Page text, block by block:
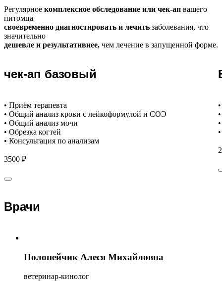
Регулярное комплексное обследование или чек-ап вашего
питомца
своевременно диагностировать и лечить заболевания, что
значительно
дешевле и результативнее, чем лечение в запущенной форме.
чек-ап базовый
• Приём терапевта
• Общий анализ крови с лейкоформулой и СОЭ
• Общий анализ мочи
• Обрезка когтей
• Консультация по анализам
3500 ₽
Врачи
Полонейчик Алеся Михайловна
ветеринар-кинолог